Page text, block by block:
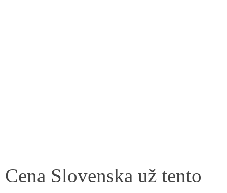
Cena Slovenska už tento